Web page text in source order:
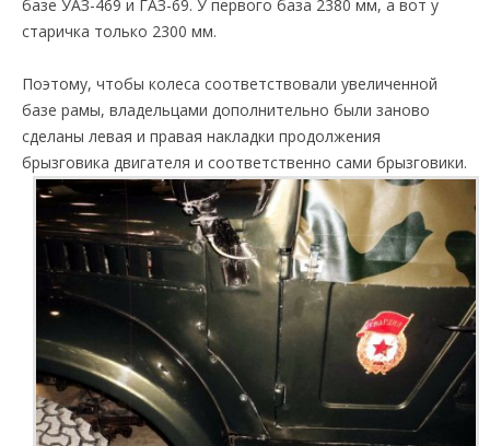
базе УАЗ-469 и ГАЗ-69. У первого база 2380 мм, а вот у
старичка только 2300 мм.
Поэтому, чтобы колеса соответствовали увеличенной
базе рамы, владельцами дополнительно были заново
сделаны левая и правая накладки продолжения
брызговика двигателя и соответственно сами брызговики.